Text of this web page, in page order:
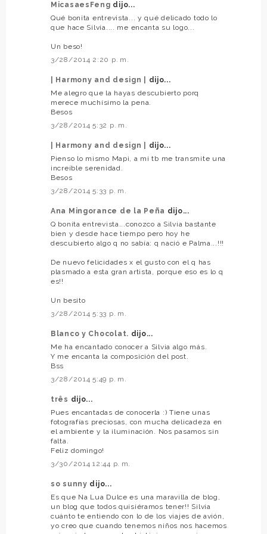
MicasaesFeng dijo...
Qué bonita entrevista... y qué delicado todo lo
que hace Silvia.... me encanta su logo...
Un beso!
3/28/2014 2:20 p. m.
| Harmony and design |
dijo...
Me alegro que la hayas descubierto porq
merece muchísimo la pena.
Besos
3/28/2014 5:32 p. m.
| Harmony and design |
dijo...
Pienso lo mismo Mapi, a mi tb me transmite una
increíble serenidad.
Besos
3/28/2014 5:33 p. m.
Ana Mingorance de la Peña dijo...
Q bonita entrevista...conozco a Silvia bastante
bien y desde hace tiempo pero hoy he
descubierto algo q no sabía: q nació e Palma...!!!
De nuevo felicidades x el gusto con el q has
plasmado a esta gran artista, porque eso es lo q
es!!
Un besito
3/28/2014 5:33 p. m.
Blanco y Chocolat. dijo...
Me ha encantado conocer a Silvia algo más.
Y me encanta la composición del post.
Bss
3/28/2014 5:49 p. m.
três dijo...
Pues encantadas de conocerla :) Tiene unas
fotografías preciosas, con mucha delicadeza en
el ambiente y la iluminación. Nos pasamos sin
falta.
Feliz domingo!
3/30/2014 12:44 p. m.
so sunny dijo...
Es que Na Lua Dulce es una maravilla de blog,
un blog que todos quisiéramos tener!! Silvia
cuánto te entiendo con lo de los viajes de avión,
yo creo que cuando tenemos niños nos hacemos